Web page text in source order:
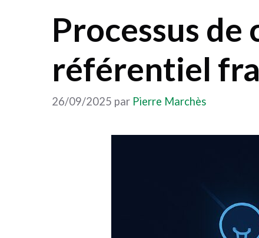
Processus
référentiel
26/09/2025 par Pierre Marchès